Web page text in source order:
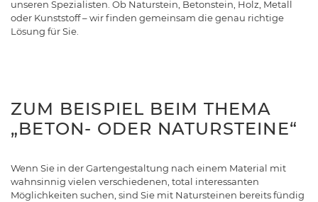
unseren Spezialisten. Ob Naturstein, Betonstein, Holz, Metall
oder Kunststoff – wir finden gemeinsam die genau richtige
Lösung für Sie.
ZUM BEISPIEL BEIM THEMA
„BETON- ODER NATURSTEINE“
Wenn Sie in der Gartengestaltung nach einem Material mit
wahnsinnig vielen verschiedenen, total interessanten
Möglichkeiten suchen, sind Sie mit Natursteinen bereits fündig